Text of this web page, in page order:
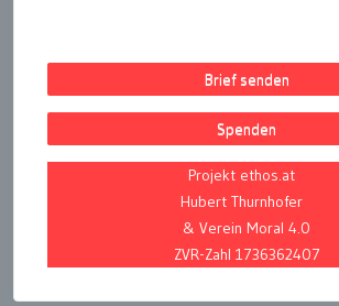
Brief senden
Spenden
Projekt ethos.at
Hubert Thurnhofer
& Verein Moral 4.0
ZVR-Zahl 1736362407